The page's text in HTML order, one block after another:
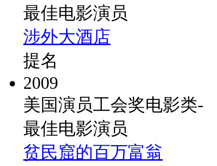
最佳电影演员
涉外大酒店
提名
2009
美国演员工会奖电影类-
最佳电影演员
贫民窟的百万富翁